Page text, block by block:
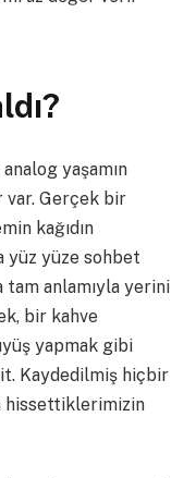
yaşamın
var. Gerçek bir
kağıdın
yüz yüze sohbet
anlamıyla yerini
bir kahve
yapmak gibi
Kaydedilmiş hiçbir
hissettiklerimizin